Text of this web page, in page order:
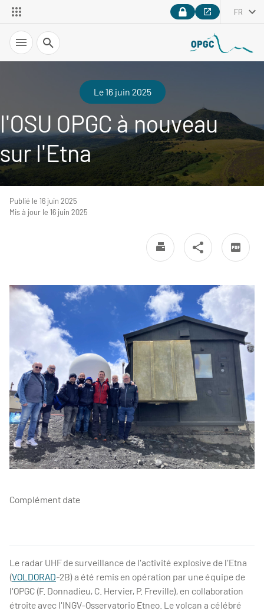
FR
Recherche
Le 16 juin 2025
l'OSU OPGC à nouveau
sur l'Etna
Publié le 16 juin 2025
Mis à jour le 16 juin 2025
Complément date
Le radar UHF de surveillance de l'activité explosive de l'Etna
(VOLDORAD-2B) a été remis en opération par une équipe de
l'OPGC (F. Donnadieu, C. Hervier, P. Freville), en collaboration
étroite avec l'INGV-Osservatorio Etneo. Le volcan a célébré